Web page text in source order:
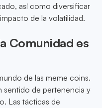
así como diversificar
de la volatilidad.
Comunidad es
de las meme coins.
de pertenencia y
Las tácticas de